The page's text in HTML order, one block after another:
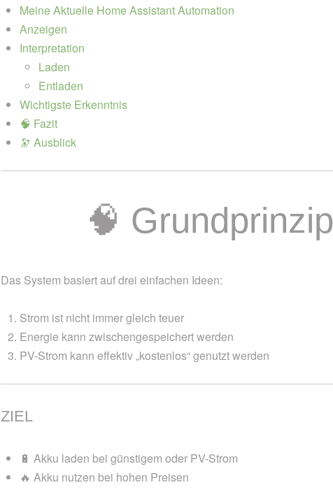
Meine Aktuelle Home Assistant Automation
Anzeigen
Interpretation
Laden
Entladen
Wichtigste Erkenntnis
🧠 Fazit
🔭 Ausblick
🧠 Grundprinzip
Das System basiert auf drei einfachen Ideen:
Strom ist nicht immer gleich teuer
Energie kann zwischengespeichert werden
PV-Strom kann effektiv „kostenlos“ genutzt werden
ZIEL
🔋 Akku laden bei günstigem oder PV-Strom
🔥 Akku nutzen bei hohen Preisen